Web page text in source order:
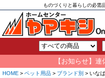
ものづくりと暮らしの必需
【お知らせ】
HOME > ペット用品 > ブランド別 > いなば